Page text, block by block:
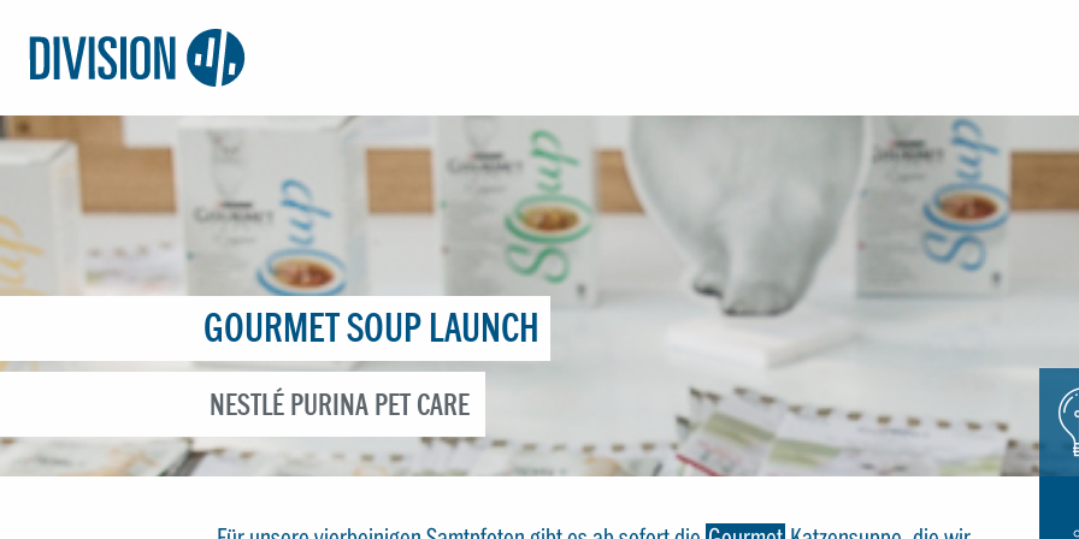
Logo:
Division4
GOURMET SOUP LAUNCH
NESTLÉ PURINA PET CARE